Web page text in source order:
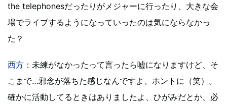
the telephonesだったりがメジャーに行ったり、大きな会
場でライブするようになっていったのは気にならなかっ
た？
西方 ：未練がなかったって言ったら嘘になりますけど、そ
こまで…邪念が落ちた感じなんですよ、ホントに（笑）。
確かに活動してるときはありましたよ、ひがみだとか、必